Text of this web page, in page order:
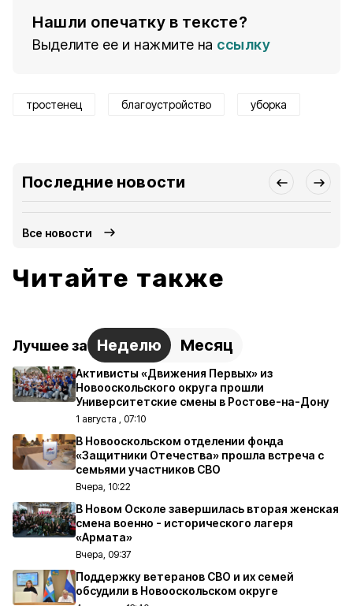
Нашли опечатку в тексте?
Выделите ее и нажмите на ссылку
тростенец благоустройство уборка
Последние новости
Все новости
Читайте также
Лучшее за Неделю Месяц
Активисты «Движения Первых» из
Новооскольского округа прошли
Университетские смены в Ростове-на-Дону
1 августа , 07:10
В Новооскольском отделении фонда
«Защитники Отечества» прошла встреча с
семьями участников СВО
Вчера, 10:22
В Новом Осколе завершилась вторая женская
смена военно - исторического лагеря
«Армата»
Вчера, 09:37
Поддержку ветеранов СВО и их семей
обсудили в Новооскольском округе